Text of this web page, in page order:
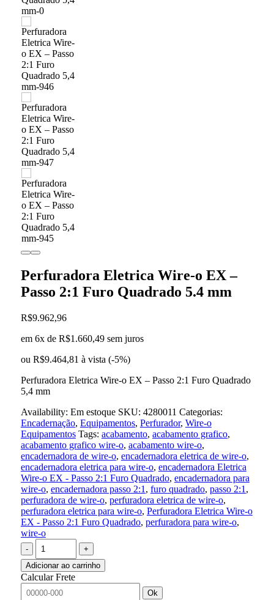
Perfuradora Eletrica Wire-o EX –
Passo 2:1 Furo Quadrado 5.4 mm
R$9.962,96
em 6x de R$1.660,49 sem juros
ou R$9.464,81 à vista (-5%)
Perfuradora Eletrica Wire-o EX – Passo 2:1 Furo Quadrado
5,4 mm
Availability: Em estoque SKU: 4280011 Categorias:
Encadernação, Equipamentos, Perfurador, Wire-o
Equipamentos Tags: acabamento, acabamento grafico,
acabamento grafico wire-o, acabamento wire-o,
encadernadora de wire-o, encadernadora eletrica de wire-o,
encadernadora eletrica para wire-o, encadernadora Eletrica
Wire-o EX - Passo 2:1 Furo Quadrado, encadernadora para
wire-o, encadernadora passo 2:1 , furo quadrado, passo 2:1 ,
perfuradora de wire-o, perfuradora eletrica de wire-o,
perfuradora eletrica para wire-o, Perfuradora Eletrica Wire-o
EX - Passo 2:1 Furo Quadrado, perfuradora para wire-o,
wire-o
-
+
Adicionar ao carrinho
Calcular Frete
Ok